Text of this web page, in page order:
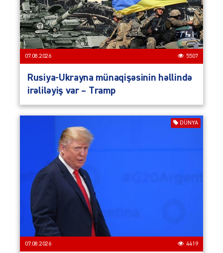
07.08.2026 5507
Rusiya-Ukrayna münaqişəsinin həllində
irəliləyiş var – Tramp
DÜNYA
07.08.2026 4419